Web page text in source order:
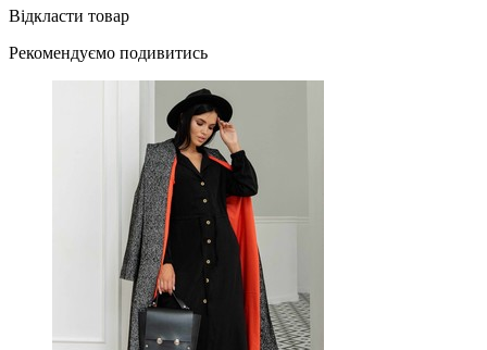
Відкласти товар
Рекомендуємо подивитись